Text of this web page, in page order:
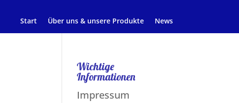
Start Über uns & unsere Produkte News
Wichtige
Informationen
Impressum